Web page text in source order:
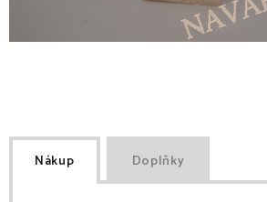
Nákup Doplňky